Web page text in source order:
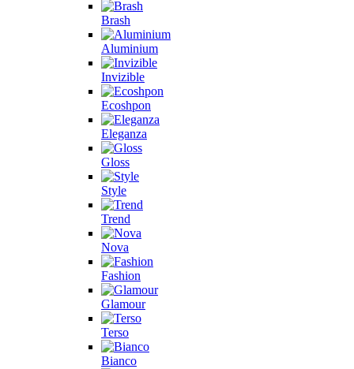
Brash
Aluminium
Invizible
Ecoshpon
Eleganza
Gloss
Style
Trend
Nova
Fashion
Glamour
Terso
Bianco